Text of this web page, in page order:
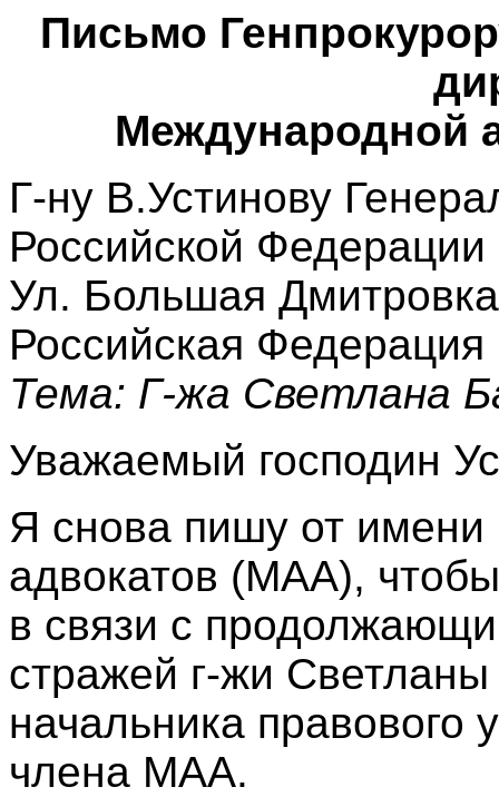
Письмо
Международной
Г-ну В.Устинову
Российской Федерации
Ул. Большая
Российская Федерация
Тема: Г-жа Светлана
Уважаемый господин
Я снова пишу от
адвокатов (МАА),
в связи с
стражей г-жи
начальника
члена МАА.